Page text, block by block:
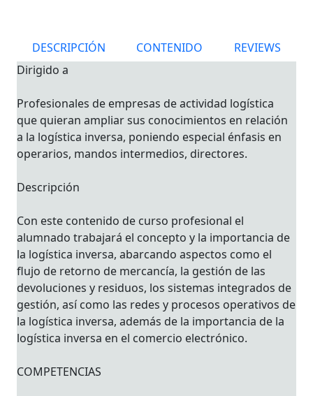
DESCRIPCIÓN CONTENIDO
REVIEWS
Dirigido a
Profesionales de empresas de actividad logística
que quieran ampliar sus conocimientos en relación
a la logística inversa, poniendo especial énfasis en
operarios, mandos intermedios, directores.
Descripción
Con este contenido de curso profesional el
alumnado trabajará el concepto y la importancia de
la logística inversa, abarcando aspectos como el
flujo de retorno de mercancía, la gestión de las
devoluciones y residuos, los sistemas integrados de
gestión, así como las redes y procesos operativos de
la logística inversa, además de la importancia de la
logística inversa en el comercio electrónico.
COMPETENCIAS